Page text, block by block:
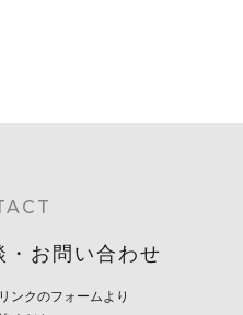
・お問い合わせ
ンクのフォームより